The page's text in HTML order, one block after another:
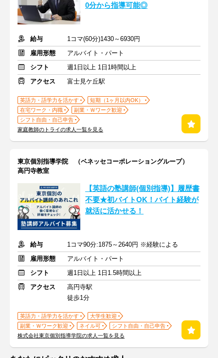
0分から指導可能◎
給与
1コマ(60分)1430～6930円
雇用形態
アルバイト・パート
シフト
週1日以上 1日1時間以上
アクセス
富士見ケ丘駅
英語力・語学力を活かす
短期（1ヶ月以内OK）
在宅ワーク・内職
副業・Ｗワーク歓迎
シフト自由・自己申告
家庭教師のトライの求人一覧を見る
東京個別指導学院 （ベネッセコーポレーショングループ）
高円寺教室
【英語の塾講師(個別指導)】履歴書
不要★初バイトOK！バイト経験が
就活に活かせる！
給与
1コマ90分:1875～2640円 ※経験による
雇用形態
アルバイト・パート
シフト
週1日以上 1日1.5時間以上
アクセス
高円寺駅
徒歩1分
英語力・語学力を活かす
大学生歓迎
副業・Ｗワーク歓迎
ネイル可
シフト自由・自己申告
株式会社東京個別指導学院の求人一覧を見る